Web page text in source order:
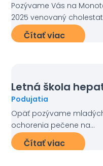
Pozývame Vás na
2025 venovaný
Čítať viac
Letná škola
Podujatia
Opäť pozývame
ochorenia pečene na...
Čítať viac